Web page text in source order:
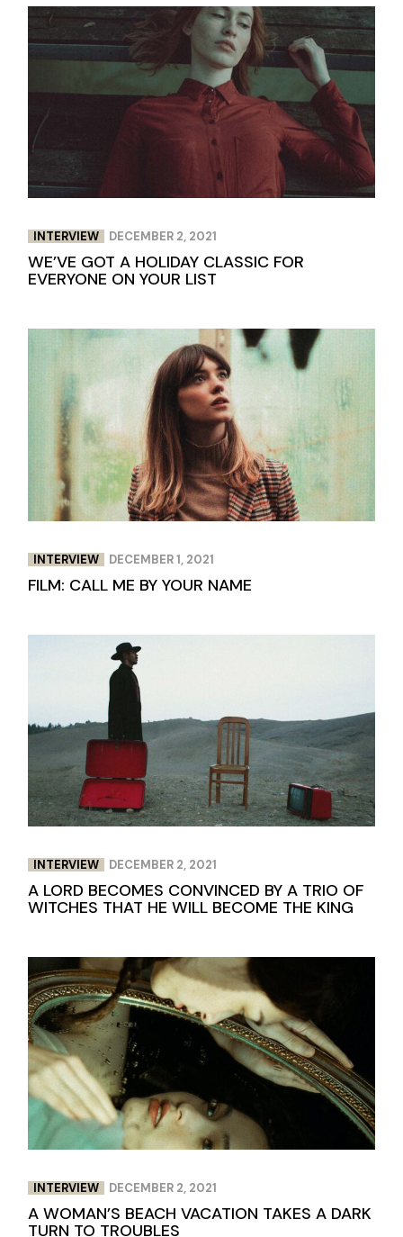
INTERVIEW DECEMBER 2, 2021
WE’VE GOT A HOLIDAY CLASSIC FOR
EVERYONE ON YOUR LIST
INTERVIEW DECEMBER 1, 2021
FILM: CALL ME BY YOUR NAME
INTERVIEW DECEMBER 2, 2021
A LORD BECOMES CONVINCED BY A TRIO OF
WITCHES THAT HE WILL BECOME THE KING
INTERVIEW DECEMBER 2, 2021
A WOMAN’S BEACH VACATION TAKES A DARK
TURN TO TROUBLES